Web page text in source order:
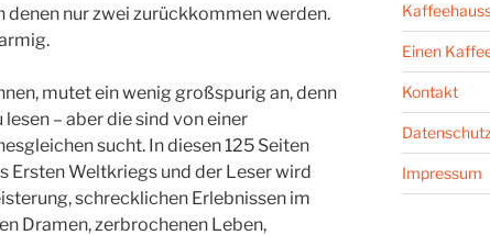
denen nur zwei zurückkommen werden.
mutet ein wenig großspurig an, denn
– aber die sind von einer
sucht. In diesen 125 Seiten
Ersten Weltkriegs und der Leser wird
schrecklichen Erlebnissen im
Dramen, zerbrochenen Leben,
Einen
Kontakt
Impressum